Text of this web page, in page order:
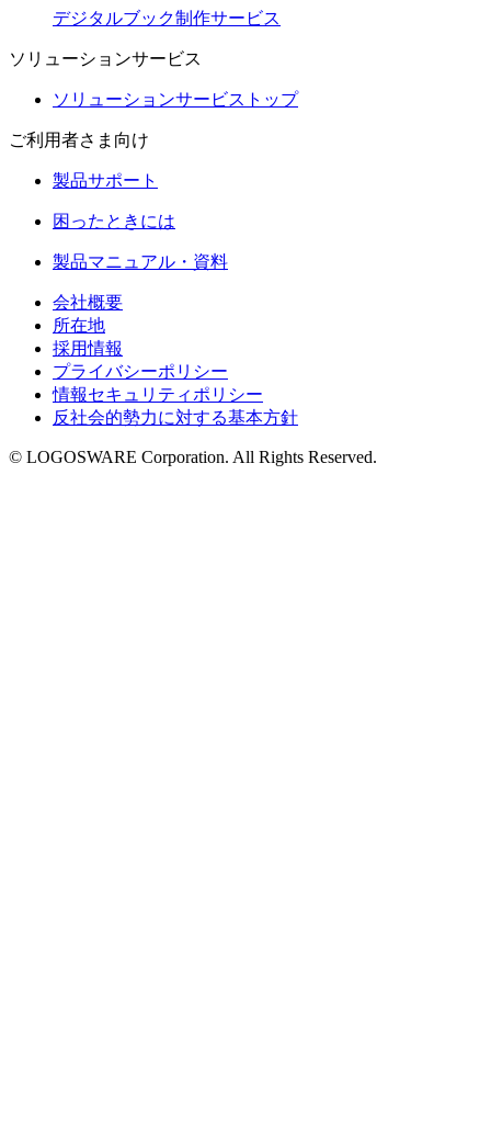
デジタルブック制作サービス
ソリューションサービス
ソリューションサービストップ
ご利用者さま向け
製品サポート
困ったときには
製品マニュアル・資料
会社概要
所在地
採用情報
プライバシーポリシー
情報セキュリティポリシー
反社会的勢力に対する基本方針
© LOGOSWARE Corporation. All Rights Reserved.